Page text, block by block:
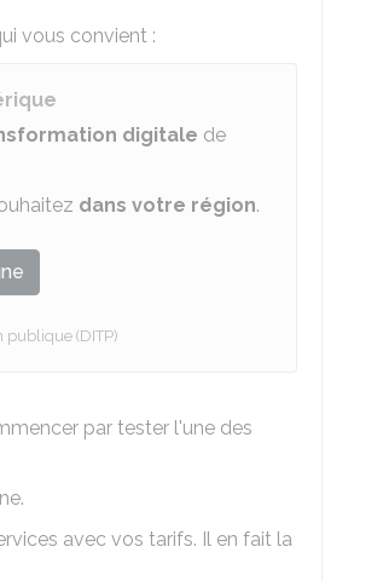
vous convient :
digitale de
dans votre région.
(DITP)
par tester l'une des
avec vos tarifs. Il en fait la